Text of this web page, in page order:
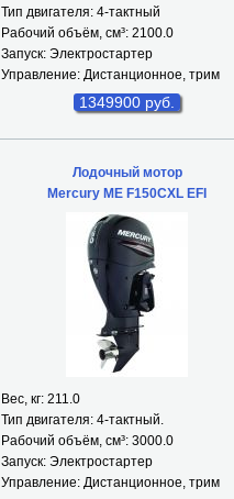
Тип двигателя: 4-тактный
Рабочий объём, см³: 2100.0
Запуск: Электростартер
Управление: Дистанционное, трим
1349900 руб.
Лодочный мотор
Mercury ME F150CXL EFI
Вес, кг: 211.0
Тип двигателя: 4-тактный.
Рабочий объём, см³: 3000.0
Запуск: Электростартер
Управление: Дистанционное, трим